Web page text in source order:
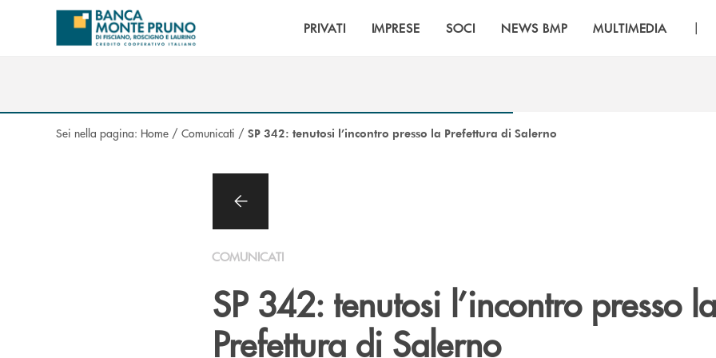
Salta al contenuto principale
PRIVATI IMPRESE SOCI NEWS BMP MULTIMEDIA |
Sei nella pagina: Home / Comunicati / SP 342: tenutosi l’incontro presso la Prefettura di Salerno
COMUNICATI
SP 342: tenutosi l’incontro presso la
Prefettura di Salerno